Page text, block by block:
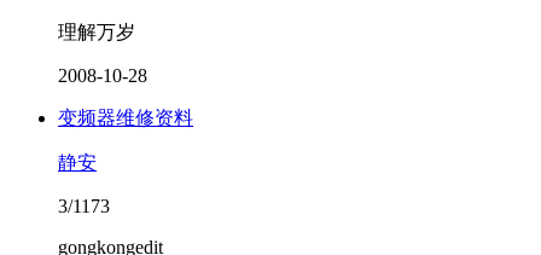
理解万岁
2008-10-28
变频器维修资料
静安
3/1173
gongkongedit